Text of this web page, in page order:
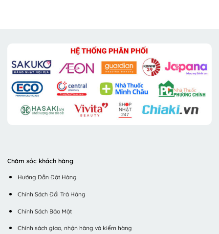
Chăm sóc khách hàng
Hướng Dẫn Đặt Hàng
Chính Sách Đổi Trả Hàng
Chính Sách Bảo Mật
Chính sách giao, nhận hàng và kiểm hàng